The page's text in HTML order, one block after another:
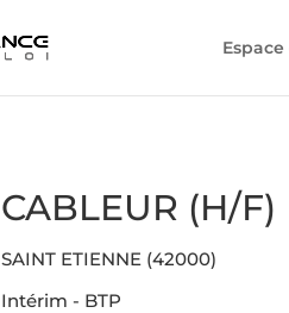
CABLEUR (H/F)
SAINT ETIENNE (42000)
Intérim - BTP